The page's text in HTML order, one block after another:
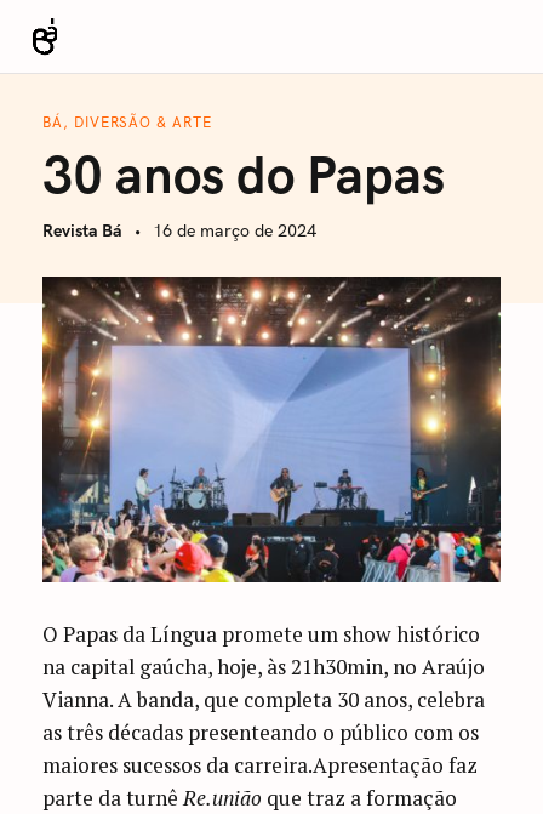
i
Revista Bá
BÁ, DIVERSÃO & ARTE
30 anos do Papas
Revista Bá 16 de março de 2024
O Papas da Língua promete um show histórico
na capital gaúcha, hoje, às 21h30min, no Araújo
Vianna. A banda, que completa 30 anos, celebra
as três décadas presenteando o público com os
maiores sucessos da carreira.Apresentação faz
parte da turnêRe.união que traz a formação